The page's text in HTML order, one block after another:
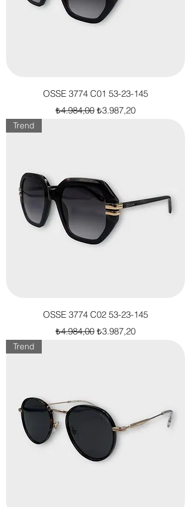
OSSE 3774 C01 53-23-145
Normal Fiyat
₺4.984,00 İndirimli Fiyat
₺3.987,20
Trend
OSSE 3774 C02 53-23-145
Normal Fiyat
₺4.984,00 İndirimli Fiyat
₺3.987,20
Trend